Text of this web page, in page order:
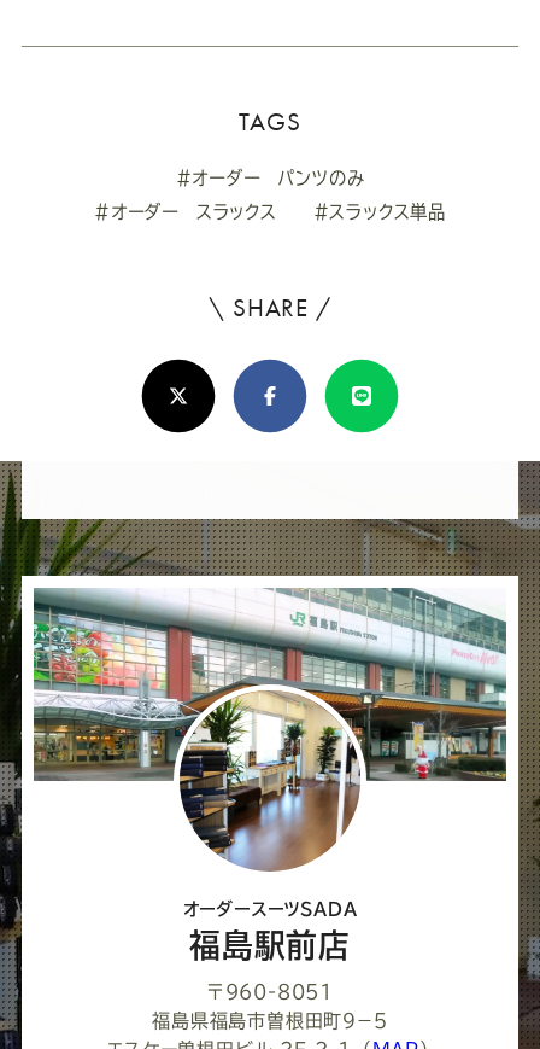
TAGS
#オーダー パンツのみ
#オーダー スラックス
#スラックス単品
\ SHARE /
ろ
し
け
ば
シ
ェ
ア
し
て
く
だ
い
X(Twitter)FacebookLine
オーダースーツSADA
福島駅前店
〒960-8051
福島県福島市曽根田町９−５